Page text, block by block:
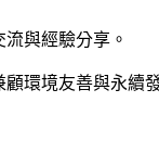
與經驗分享。
環境友善與永續